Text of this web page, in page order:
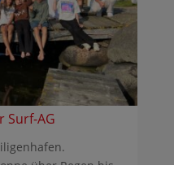
Surf-AG
über Regen bis